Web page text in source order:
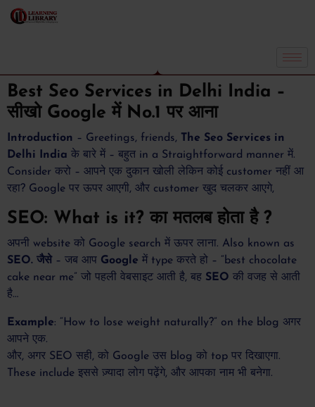
Best Seo Services in Delhi India –
सीखो Google में No.1 पर आना
Introduction – Greetings, friends, The Seo Services in
Delhi India के बारे में – बहुत in a Straightforward manner में.
Consider करो – आपने एक दुकान खोली लेकिन कोई customer नहीं आ
रहा? Google पर ऊपर आएगी, और customer खुद चलकर आएगे,
SEO: What is it? का मतलब होता है?
अपनी website को Google search में ऊपर लाना. Also known as
SEO. जैसे– जब आप Google में type करते हो – “best chocolate
cake near me” जो पहली वेबसाइट आती है, बह SEO की वजह से आती
है…
Example: “How to lose weight naturally?” on the blog अगर
आपने एक.
और, अगर SEO सही, को Google उस blog को top पर दिखाएगा.
These include इससे ज़्यादा लोग पढ़ेंगे, और आपका नाम भी बनेगा.